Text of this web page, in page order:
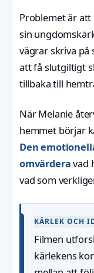
Problemet är
sin
vägrar skriva på
att få slutgiltigt
tillbaka till
När Melanie
hemmet börjar
Den
omvärderavad
vad som
KÄRLEK OCH
Filmen
kärlekens